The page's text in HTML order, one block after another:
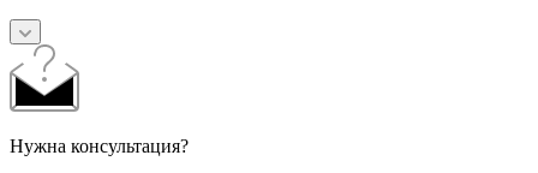
Нужна консультация?